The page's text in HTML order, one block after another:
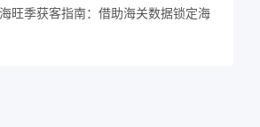
旺季获客指南：借助海关数据锁定海